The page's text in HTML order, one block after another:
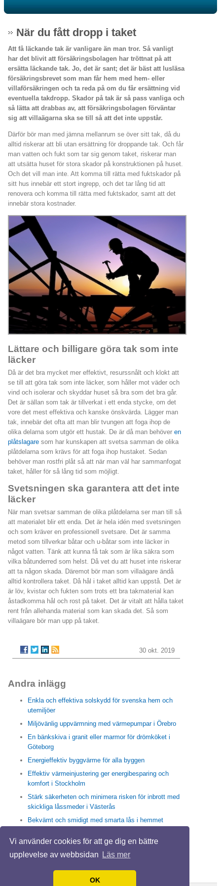
Vi använder cookies för att ge dig en bättre
upplevelse av webbsidan
Läs mer
OK
När du fått dropp i taket
Att få läckande tak är vanligare än man tror. Så vanligt
har det blivit att försäkringsbolagen har tröttnat på att
ersätta läckande tak. Jo, det är sant; det är bäst att lusläsa
försäkringsbrevet som man får hem med hem- eller
villaförsäkringen och ta reda på om du får ersättning vid
eventuella takdropp. Skador på tak är så pass vanliga och
så lätta att drabbas av, att försäkringsbolagen förväntar
sig att villaägarna ska se till så att det inte uppstår.
Därför bör man med jämna mellanrum se över sitt tak, då du
alltid riskerar att bli utan ersättning för droppande tak. Och får
man vatten och fukt som tar sig genom taket, riskerar man
att utsätta huset för stora skador på konstruktionen på huset.
Och det vill man inte. Att komma till rätta med fuktskador på
sitt hus innebär ett stort ingrepp, och det tar lång tid att
renovera och komma till rätta med fuktskador, samt att det
innebär stora kostnader.
Lättare och billigare göra tak som inte
läcker
Då är det bra mycket mer effektivt, resurssnålt och klokt att
se till att göra tak som inte läcker, som håller mot väder och
vind och isolerar och skyddar huset så bra som det bra går.
Det är sällan som tak är tillverkat i ett enda stycke, om det
vore det mest effektiva och kanske önskvärda. Lägger man
tak, innebär det ofta att man blir tvungen att foga ihop de
olika delarna som utgör ett hustak. De är då man behöver en
plåtslagare som har kunskapen att svetsa samman de olika
plåtdelarna som krävs för att foga ihop hustaket. Sedan
behöver man rostfri plåt så att när man väl har sammanfogat
taket, håller för så lång tid som möjligt.
Svetsningen ska garantera att det inte
läcker
När man svetsar samman de olika plåtdelarna ser man till så
att materialet blir ett enda. Det är hela idén med svetsningen
och som kräver en professionell svetsare. Det är samma
metod som tillverkar båtar och u-båtar som inte läcker in
något vatten. Tänk att kunna få tak som är lika säkra som
vilka båtunderred som helst. Då vet du att huset inte riskerar
att ta någon skada. Däremot bör man som villaägare ändå
alltid kontrollera taket. Då hål i taket alltid kan uppstå. Det är
är löv, kvistar och fukten som trots ett bra takmaterial kan
åstadkomma hål och rost på taket. Det är vitalt att hålla taket
rent från allehanda material som kan skada det. Så som
villaägare bör man upp på taket.
30 okt. 2019
Andra inlägg
Enkla och effektiva solskydd för svenska hem och
utemiljöer
Miljövänlig uppvärmning med värmepumpar i Örebro
En bänkskiva i granit eller marmor för drömköket i
Göteborg
Energieffektiv byggvärme för alla byggen
Effektiv värmeinjustering ger energibesparing och
komfort i Stockholm
Stärk säkerheten och minimera risken för inbrott med
skickliga låssmeder i Västerås
Bekvämt och smidigt med smarta lås i hemmet
Stockholm för friska rör och rent avlopp
Trappstädning i Stockholm skapar en trivsam vardag
IMD ger hållbara energilösning för en BRF